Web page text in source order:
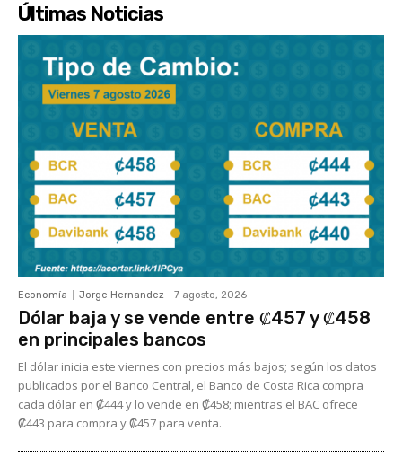
Últimas Noticias
Economía Jorge Hernandez - 7 agosto, 2026
Dólar baja y se vende entre ₡457 y ₡458
en principales bancos
El dólar inicia este viernes con precios más bajos; según los datos
publicados por el Banco Central, el Banco de Costa Rica compra
cada dólar en ₡444 y lo vende en ₡458; mientras el BAC ofrece
₡443 para compra y ₡457 para venta.